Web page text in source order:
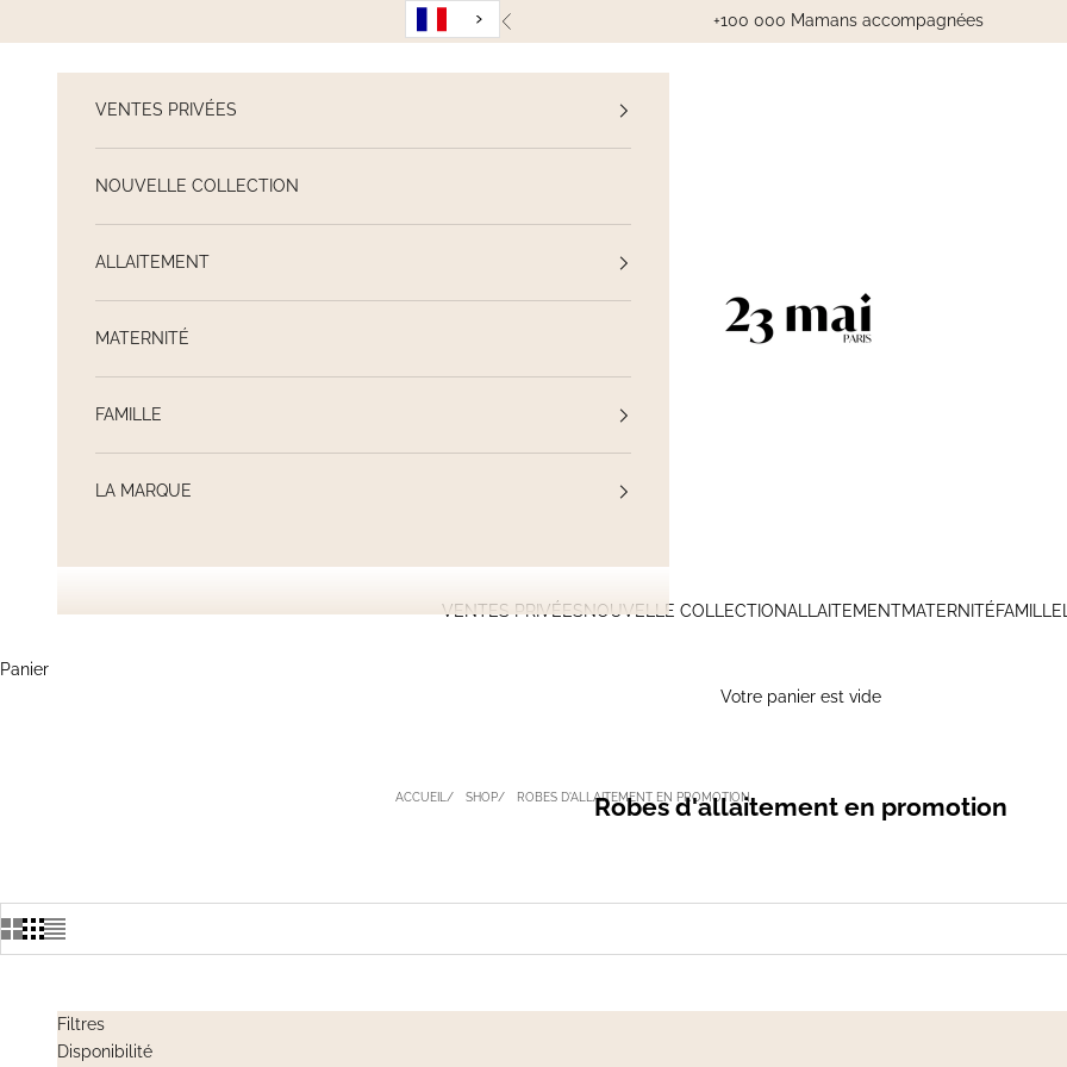
Précédent +100 000 Mamans accompagnées
23 Mai Paris
VENTES PRIVÉESNOUVELLE COLLECTIONALLAITEMENTMATERNITÉFAMILLE
VENTES PRIVÉES
NOUVELLE COLLECTION
ALLAITEMENT
MATERNITÉ
FAMILLE
LA MARQUE
Panier
Votre panier est vide
ACCUEIL SHOP ROBES D'ALLAITEMENT EN PROMOTION
Robes d'allaitement en promotion
Filtres
Disponibilité